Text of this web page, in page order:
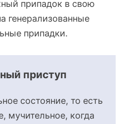
припадок в свою
генерализованные
припадки.
приступ
состояние, то есть
мучительное, когда